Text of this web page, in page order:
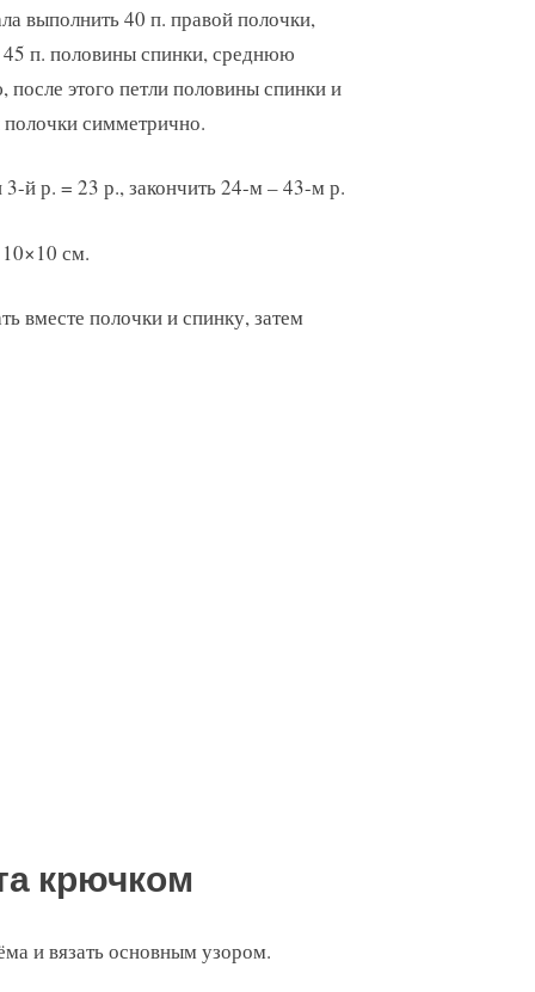
выполнить 40 п. правой полочки,
45 п. половины спинки, среднюю
после этого петли половины спинки и
полочки симметрично.
3-й р. = 23 р., закончить 24-м – 43-м р.
см.
вместе полочки и спинку, затем
крючком
и вязать основным узором.